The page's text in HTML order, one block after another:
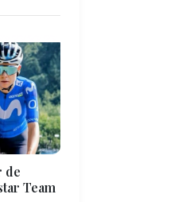
de
Team